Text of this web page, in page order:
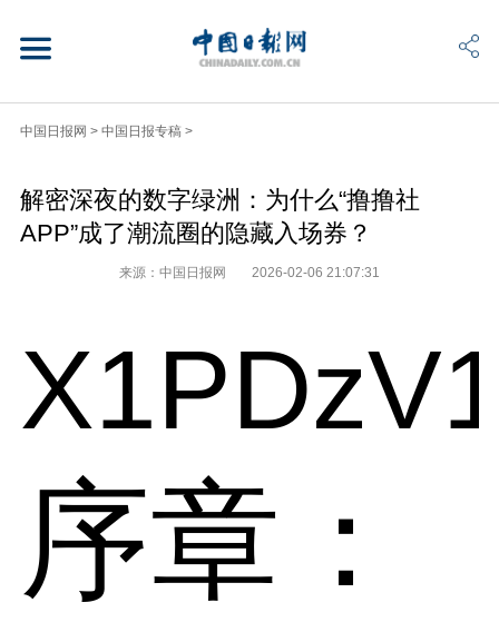
中国日报网 > 中国日报专稿 >
解密深夜的数字绿洲：为什么“撸撸社
APP”成了潮流圈的隐藏入场券？
来源：中国日报网 2026-02-06 21:07:31
序章：